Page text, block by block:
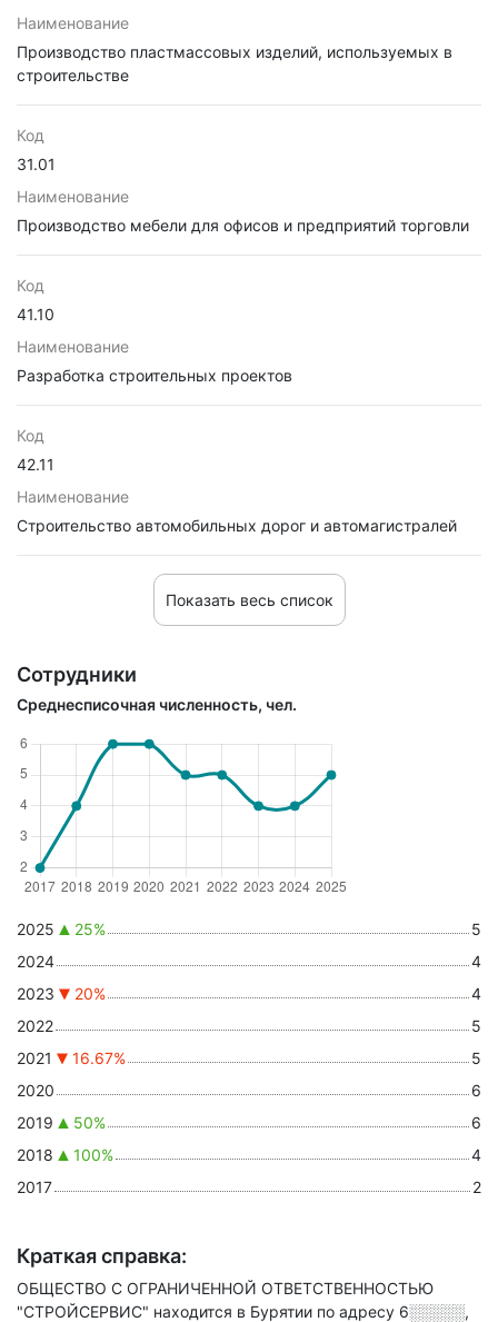
Наименование
Производство пластмассовых изделий, используемых в
строительстве
Код
31.01
Наименование
Производство мебели для офисов и предприятий торговли
Код
41.10
Наименование
Разработка строительных проектов
Код
42.11
Наименование
Строительство автомобильных дорог и автомагистралей
Показать весь список
Сотрудники
Среднесписочная численность, чел.
2025 25%
5
2024
4
2023
20%
4
2022
5
2021
16.67%
5
2020
6
2019
50%
6
2018
100%
4
2017
2
Краткая справка:
ОБЩЕСТВО С ОГРАНИЧЕННОЙ ОТВЕТСТВЕННОСТЬЮ
"СТРОЙСЕРВИС" находится в Бурятии по адресу 6░░░░░,